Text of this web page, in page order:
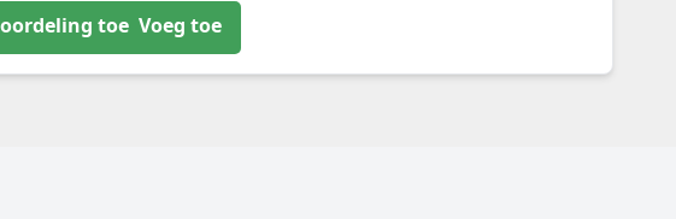
Voeg toe